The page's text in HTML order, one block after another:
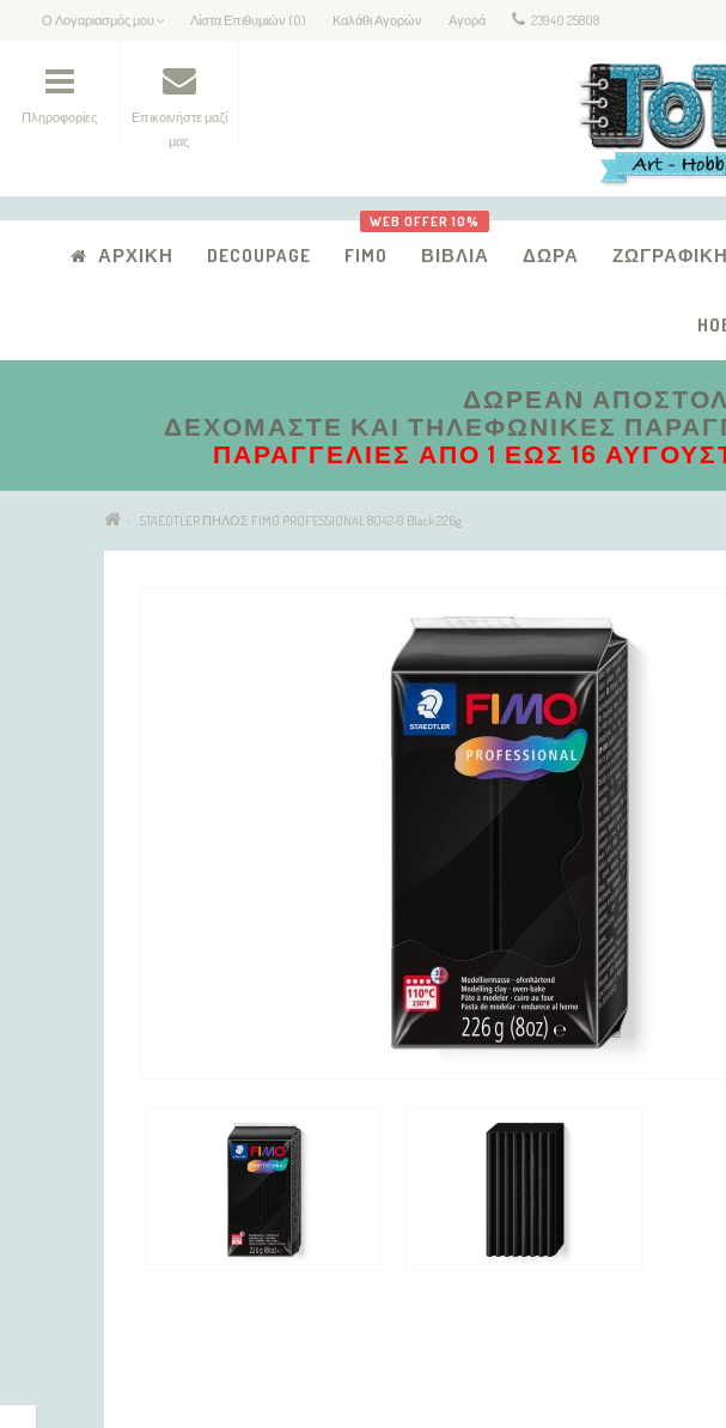
Ο Λογαριασμός μου Λίστα Επιθυμιών (0) Καλάθι Αγορών Αγορά 23940 25808
Πληροφορίες
Επικοινήστε μαζί
μας
ΑΡΧΙΚΉ DECOUPAGE FIMO
WEB OFFER 10%
ΒΙΒΛΊΑ ΔΏΡΑ ΖΩΓΡΑΦΙΚΉ
ΔΩΡΕΑΝ
ΔΕΧΌΜΑΣΤΕ ΚΑΙ ΤΗΛΕΦΩΝΙΚΈΣ
ΠΑΡΑΓΓΕΛΊΕΣ ΑΠΟ 1 ΈΩΣ 16
STAEDTLER ΠΗΛΟΣ FIMO PROFESSIONAL 8042-9 Black 226g